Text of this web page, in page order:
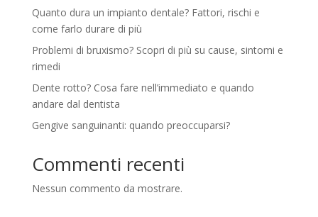
Quanto dura un impianto dentale? Fattori, rischi e
come farlo durare di più
Problemi di bruxismo? Scopri di più su cause, sintomi e
rimedi
Dente rotto? Cosa fare nell’immediato e quando
andare dal dentista
Gengive sanguinanti: quando preoccuparsi?
Commenti recenti
Nessun commento da mostrare.